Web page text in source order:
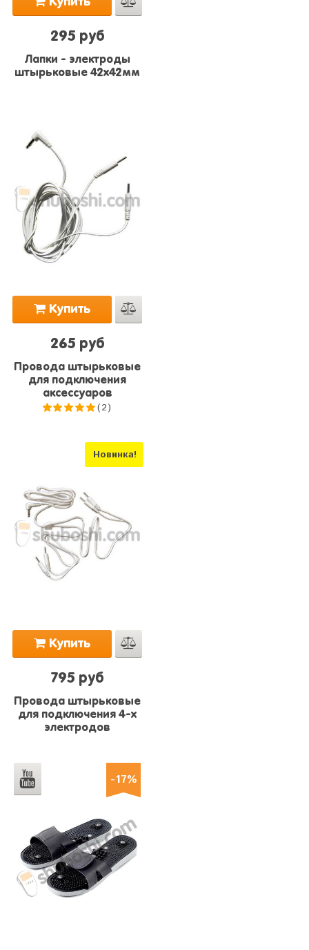
295 руб
Лапки - электроды
штырьковые 42х42мм
Купить
265 руб
Провода штырьковые
для подключения
аксессуаров
(2)
Новинка!
Купить
795 руб
Провода штырьковые
для подключения 4-х
электродов
-17%